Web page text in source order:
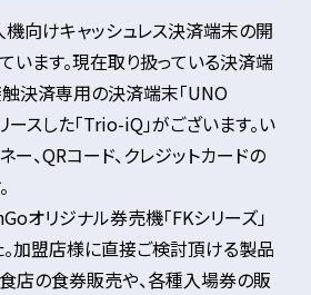
向けキャッシュレス決済端末の開
います。現在取り扱っている決済端
決済専用の決済端末「UNO
ースした「Trio-iQ」がございます。い
、QRコード、クレジットカードの
オリジナル券売機「FKシリーズ」
。加盟店様に直接ご検討頂ける製品
食店の食券販売や、各種入場券の販